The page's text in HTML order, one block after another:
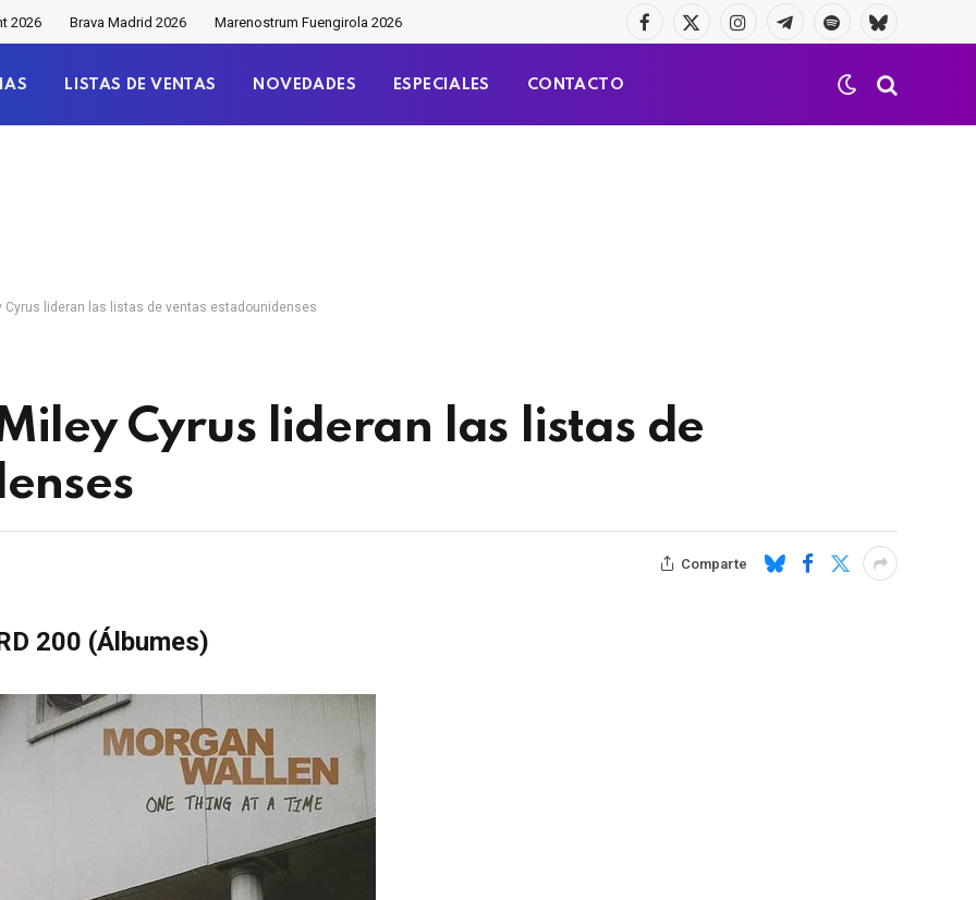
2026 Brava Madrid 2026 Marenostrum Fuengirola 2026
Facebook
X
InstagramTelegramaSpotifyBluesky
LISTAS DE VENTAS NOVEDADES ESPECIALES CONTACTO
Cyrus lideran las listas de ventas estadounidenses
Cyrus lideran las listas de
Comparte
200 (Álbumes)